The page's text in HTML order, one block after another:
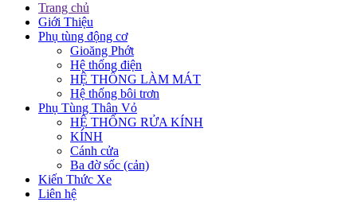
Trang chủ
Giới Thiệu
Phụ tùng động cơ
Gioăng Phớt
Hệ thống điện
HỆ THỐNG LÀM MÁT
Hệ thống bôi trơn
Phụ Tùng Thân Vỏ
HỆ THỐNG RỬA KÍNH
KÍNH
Cánh cửa
Ba đờ sốc (cản)
Kiến Thức Xe
Liên hệ